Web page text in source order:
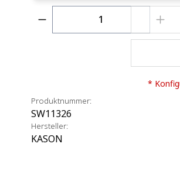
Produkt Anzahl: Gib
*
Produktnummer:
SW11326
Hersteller:
KASON